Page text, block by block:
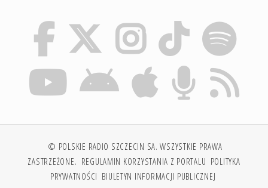
© POLSKIE RADIO SZCZECIN SA. WSZYSTKIE PRAWA
ZASTRZEŻONE. REGULAMIN KORZYSTANIA Z PORTALU POLITYKA
PRYWATNOŚCI BIULETYN INFORMACJI PUBLICZNEJ